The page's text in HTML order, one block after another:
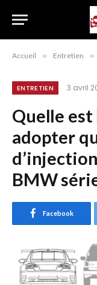
Accueil » Entretien »
ENTRETIEN 3 avril
Quelle
adopter
BMW
Facebook